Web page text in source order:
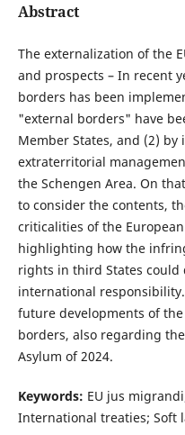
Abstract
The externalization of the
and prospects – In recent
borders has been
"external borders" have
Member States, and (2)
extraterritorial
the Schengen Area. On
to consider the contents,
criticalities of the
highlighting how the
rights in third States could
international
future developments of
borders, also regarding
Asylum of 2024.
Keywords: EU jus
International treaties; Soft